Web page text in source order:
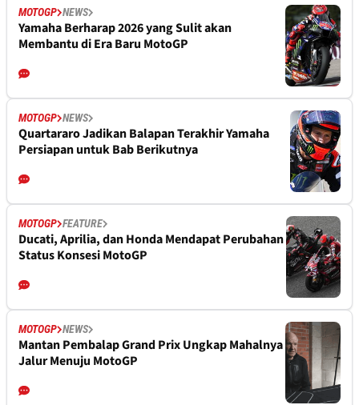
MOTOGP NEWS
Yamaha Berharap 2026 yang Sulit akan
Membantu di Era Baru MotoGP
MOTOGP NEWS
Quartararo Jadikan Balapan Terakhir Yamaha
Persiapan untuk Bab Berikutnya
MOTOGP FEATURE
Ducati, Aprilia, dan Honda Mendapat Perubahan
Status Konsesi MotoGP
MOTOGP NEWS
Mantan Pembalap Grand Prix Ungkap Mahalnya
Jalur Menuju MotoGP